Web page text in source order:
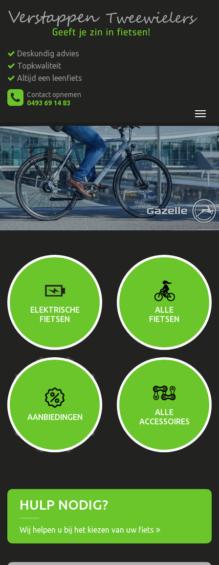
Deskundig advies
Topkwaliteit
Altijd een leenfiets
Contact opnemen
0493 69 14 83
ELEKTRISCHE
FIETSEN
ALLE
FIETSEN
AANBIEDINGEN
ALLE
ACCESSOIRES
HULP NODIG?
Wij helpen u bij het kiezen van uw fiets